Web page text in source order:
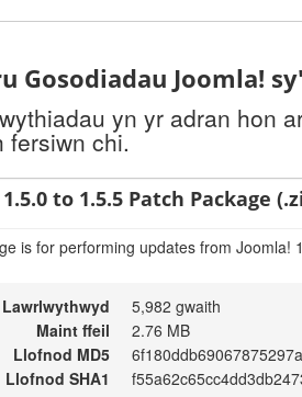
Gosodiadau Joomla!
yn yr adran hon
fersiwn chi.
to 1.5.5 Patch Package
is for performing updates from Joomla!
Lawrlwythwyd
5,982 gwaith
Maint ffeil
2.76 MB
Llofnod MD5
Llofnod SHA1